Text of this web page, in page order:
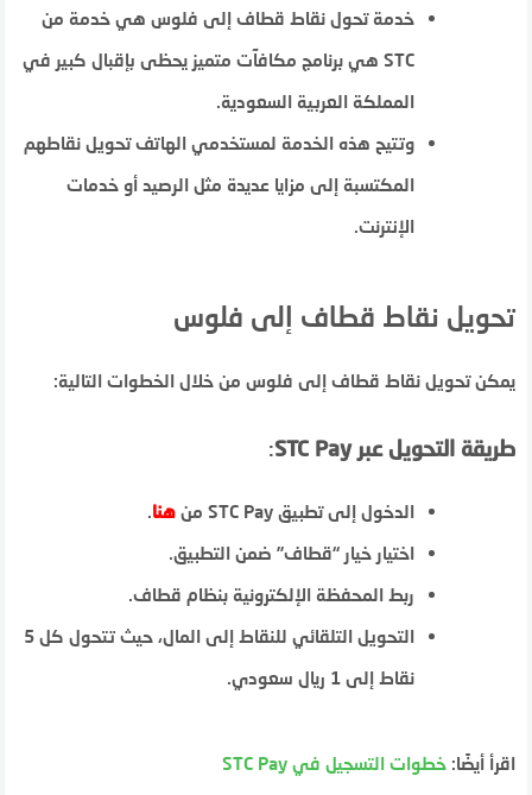
خدمة تحول نقاط قطاف إلى فلوس هي خدمة من
STC هي برنامج مكافآت متميز يحظى بإقبال كبير في
المملكة العربية السعودية.
وتتيح هذه الخدمة لمستخدمي الهاتف تحويل نقاطهم
المكتسبة إلى مزايا عديدة مثل الرصيد أو خدمات
الإنترنت.
تحويل نقاط قطاف إلى فلوس
يمكن تحويل نقاط قطاف إلى فلوس من خلال الخطوات التالية:
طريقة التحويل عبر STC Pay :
الدخول إلى تطبيق STC Pay من هنا.
اختيار خيار “قطاف” ضمن التطبيق.
ربط المحفظة الإلكترونية بنظام قطاف.
التحويل التلقائي للنقاط إلى المال، حيث تتحول كل 5
نقاط إلى 1 ريال سعودي.
اقرأ أيضًا:خطوات التسجيل في STC Pay